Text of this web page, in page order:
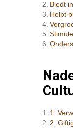
Biedt
Helpt
1.
2.